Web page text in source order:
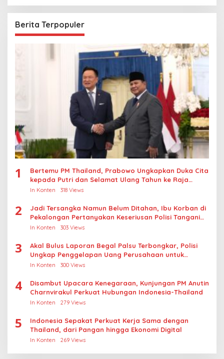
Berita Terpopuler
1
Bertemu PM Thailand, Prabowo Ungkapkan Duka Cita
kepada Putri dan Selamat Ulang Tahun ke Raja
Thailand
In Konten 318 Views
2
Jadi Tersangka Namun Belum Ditahan, Ibu Korban di
Pekalongan Pertanyakan Keseriusan Polisi Tangani
Kasus Rudapksa Sampai Anaknya Hamil
In Konten 303 Views
3
Akal Bulus Laporan Begal Palsu Terbongkar, Polisi
Ungkap Penggelapan Uang Perusahaan untuk
Crypto
In Konten 300 Views
4
Disambut Upacara Kenegaraan, Kunjungan PM Anutin
Charnvirakul Perkuat Hubungan Indonesia-Thailand
In Konten 279 Views
5
Indonesia Sepakat Perkuat Kerja Sama dengan
Thailand, dari Pangan hingga Ekonomi Digital
In Konten 269 Views